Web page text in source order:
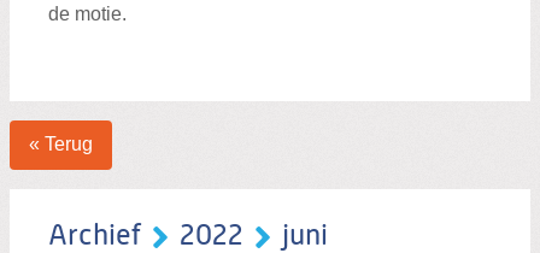
de motie.
« Terug
Archief 2022 juni